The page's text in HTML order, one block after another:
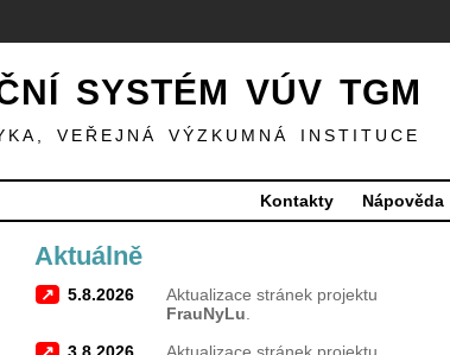
SYSTÉM VÚV TGM
VEŘEJNÁ VÝZKUMNÁ INSTITUCE
Kontakty Nápověda